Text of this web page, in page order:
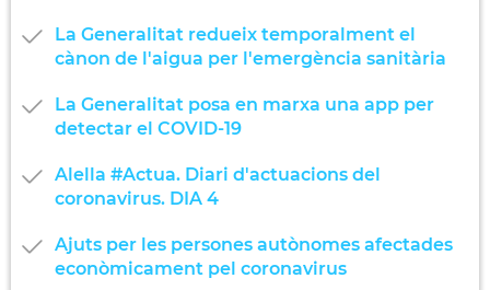
La Generalitat redueix temporalment el
cànon de l'aigua per l'emergència sanitària
La Generalitat posa en marxa una app per
detectar el COVID-19
Alella #Actua. Diari d'actuacions del
coronavirus. DIA 4
Ajuts per les persones autònomes afectades
econòmicament pel coronavirus